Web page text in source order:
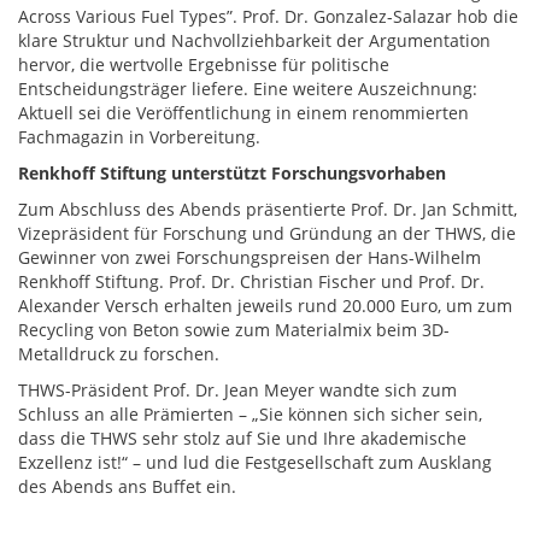
Across Various Fuel Types”. Prof. Dr. Gonzalez-Salazar hob die
klare Struktur und Nachvollziehbarkeit der Argumentation
hervor, die wertvolle Ergebnisse für politische
Entscheidungsträger liefere. Eine weitere Auszeichnung:
Aktuell sei die Veröffentlichung in einem renommierten
Fachmagazin in Vorbereitung.
Renkhoff Stiftung unterstützt Forschungsvorhaben
Zum Abschluss des Abends präsentierte Prof. Dr. Jan Schmitt,
Vizepräsident für Forschung und Gründung an der THWS, die
Gewinner von zwei Forschungspreisen der Hans-Wilhelm
Renkhoff Stiftung. Prof. Dr. Christian Fischer und Prof. Dr.
Alexander Versch erhalten jeweils rund 20.000 Euro, um zum
Recycling von Beton sowie zum Materialmix beim 3D-
Metalldruck zu forschen.
THWS-Präsident Prof. Dr. Jean Meyer wandte sich zum
Schluss an alle Prämierten – „Sie können sich sicher sein,
dass die THWS sehr stolz auf Sie und Ihre akademische
Exzellenz ist!“ – und lud die Festgesellschaft zum Ausklang
des Abends ans Buffet ein.